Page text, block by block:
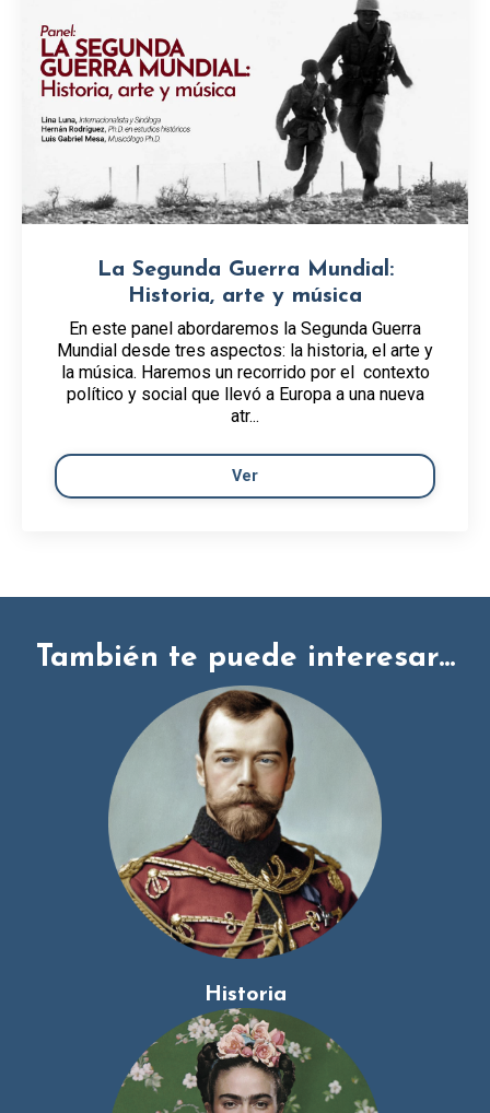
La Segunda Guerra Mundial:
Historia, arte y música
En este panel abordaremos la Segunda Guerra
Mundial desde tres aspectos: la historia, el arte y
la música. Haremos un recorrido por el contexto
político y social que llevó a Europa a una nueva
atr...
Ver
También te puede interesar...
Historia